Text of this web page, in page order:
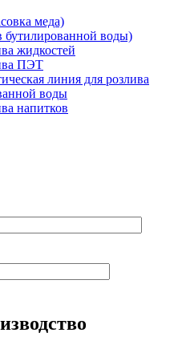
меда)
бутилированной воды)
жидкостей
ПЭТ
линия для розлива
воды
напитков